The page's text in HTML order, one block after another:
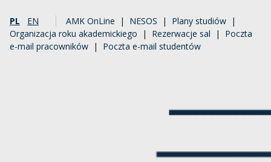
PL EN AMK OnLine | NESOS | Plany studiów |
Organizacja roku akademickiego | Rezerwacje sal | Poczta
e-mail pracowników | Poczta e-mail studentów